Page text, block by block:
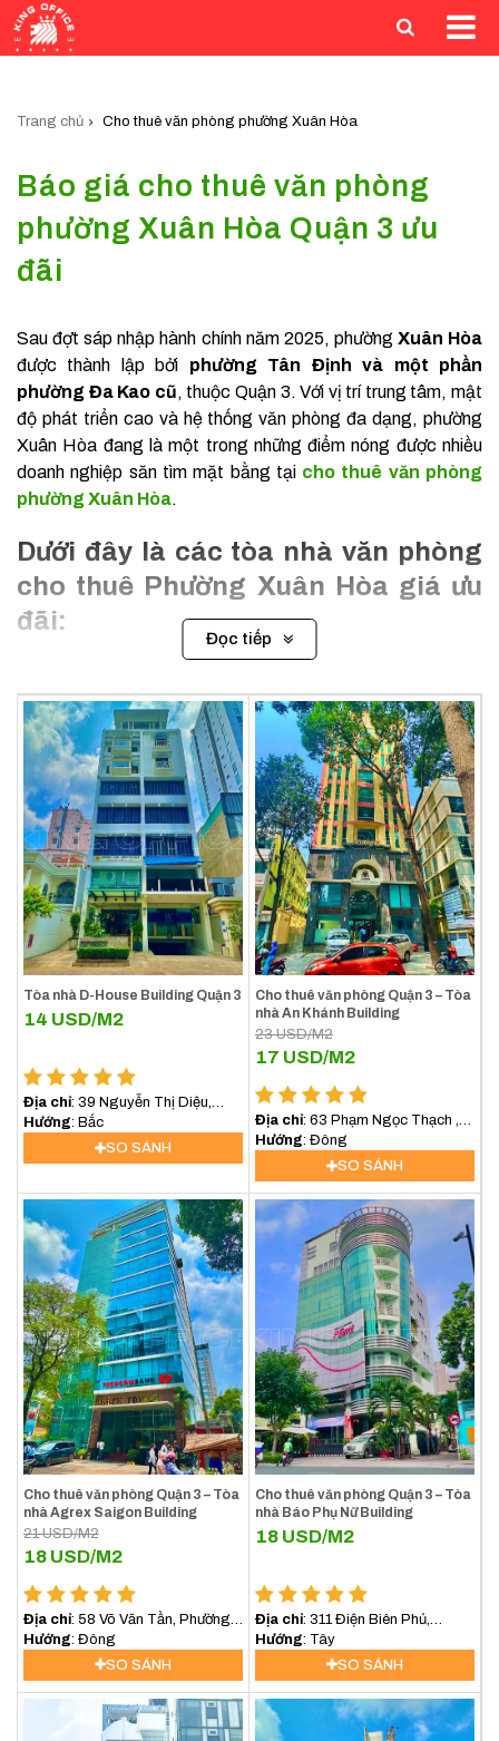
Trang chủ Cho thuê văn phòng phường Xuân Hòa
Báo giá cho thuê văn phòng
phường Xuân Hòa Quận 3 ưu
đãi
Sau đợt sáp nhập hành chính năm 2025, phường Xuân Hòa
được thành lập bởi phường Tân Định và một phần
phường Đa Kao cũ, thuộc Quận 3. Với vị trí trung tâm, mật
độ phát triển cao và hệ thống văn phòng đa dạng, phường
Xuân Hòa đang là một trong những điểm nóng được nhiều
doanh nghiệp săn tìm mặt bằng tại cho thuê văn phòng
phường Xuân Hòa.
Dưới đây là các tòa nhà văn phòng
cho thuê Phường Xuân Hòa giá ưu
đãi:
Đọc tiếp
Tòa nhà D-House Building Quận 3
14 USD/M2
Địa chỉ: 39 Nguyễn Thị Diệu,
Phường 6, Quận 3
Hướng
: Bắc
SO SÁNH
Cho thuê văn phòng Quận 3 – Tòa
nhà An Khánh Building
23USD/M2
17 USD/M2
Địa chỉ: 63 Phạm Ngọc Thạch ,
Quận 3
Hướng : Đông
SO SÁNH
Cho thuê văn phòng Quận 3 – Tòa
nhà Agrex Saigon Building
21USD/M2
18 USD/M2
Địa chỉ: 58 Võ Văn Tần, Phường
6, Quận 3
Hướng : Đông
SO SÁNH
Cho thuê văn phòng Quận 3 – Tòa
nhà Báo Phụ Nữ Building
18 USD/M2
Địa chỉ: 311 Điện Biên Phủ,
Phường 4, Quận 3
Hướng : Tây
SO SÁNH